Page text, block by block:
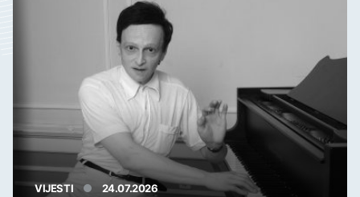
VIJESTI 24.07.2026